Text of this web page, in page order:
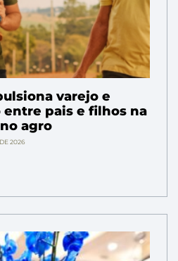
varejo e
entre pais e filhos na
agro
2026